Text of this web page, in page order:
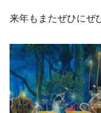
来年もまたぜひにぜ